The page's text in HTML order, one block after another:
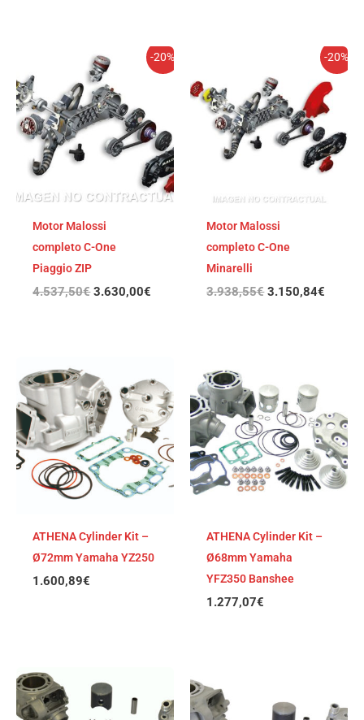
-20%
Motor Malossi
completo C-One
Piaggio ZIP
4.537,50€
El
precio
original
era:
4.537,50€.
3.630,00€
El
precio
3.630,00€.
-20%
Motor Malossi
completo C-One
Minarelli
3.938,55€
original
era:
3.938,55€.
3.150,84€
El
precio
actual
es:
ATHENA Cylinder Kit –
Ø72mm Yamaha YZ250
1.600,89€
ATHENA Cylinder Kit –
Ø68mm Yamaha
YFZ350 Banshee
1.277,07€